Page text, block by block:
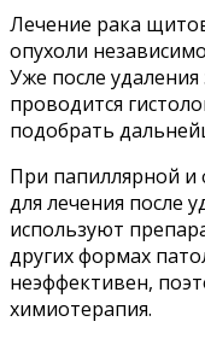
Лечение рака
опухоли
Уже после удаления
проводится
подобрать
При папиллярной и
для лечения после
используют
других формах
неэффективен,
химиотерапия.